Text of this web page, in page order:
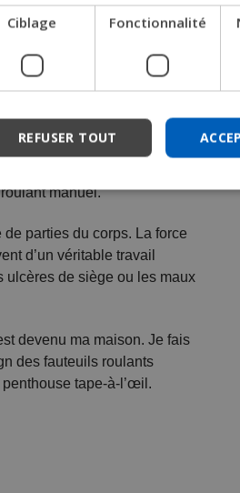
; il contribue à mon
pas dépendante d’autres
manuel.
parties du corps. La force
d’un véritable travail
ulcères de siège ou les maux
devenu ma maison. Je fais
des fauteuils roulants
tape-à-l’œil.
Ciblage Fonctionnalité
REFUSER TOUT